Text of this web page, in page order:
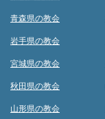
青森県の教会
岩手県の教会
宮城県の教会
秋田県の教会
山形県の教会